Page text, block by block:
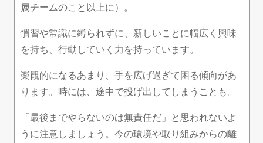
属チームのこと以上に）。
慣習や常識に縛られずに、新しいことに幅広く興味
を持ち、行動していく力を持っています。
楽観的になるあまり、手を広げ過ぎて困る傾向があ
ります。時には、途中で投げ出してしまうことも。
「最後までやらないのは無責任だ」と思われないよ
うに注意しましょう。今の環境や取り組みからの離